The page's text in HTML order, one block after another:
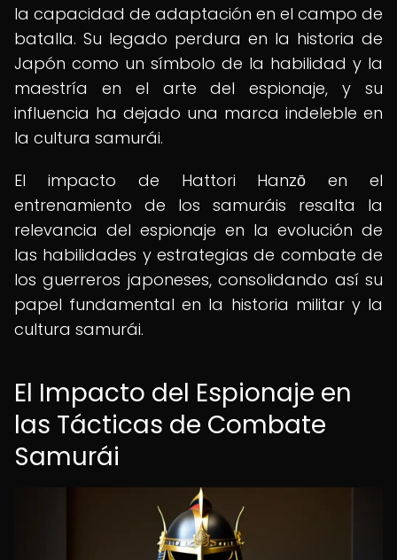
la capacidad de adaptación en el campo de
batalla. Su legado perdura en la historia de
Japón como un símbolo de la habilidad y la
maestría en el arte del espionaje, y su
influencia ha dejado una marca indeleble en
la cultura samurái.
El impacto de Hattori Hanzō en el
entrenamiento de los samuráis resalta la
relevancia del espionaje en la evolución de
las habilidades y estrategias de combate de
los guerreros japoneses, consolidando así su
papel fundamental en la historia militar y la
cultura samurái.
El Impacto del Espionaje en
las Tácticas de Combate
Samurái